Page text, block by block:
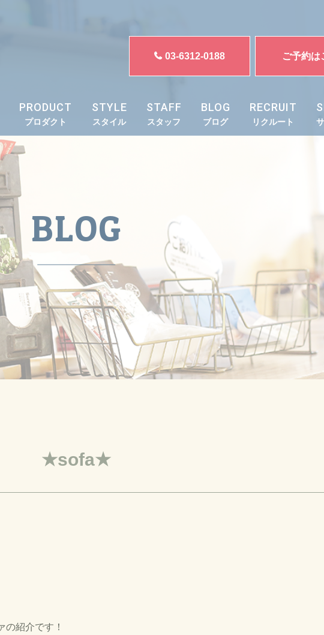
03-6312-0188 ご予約は
PRODUCT
プロダクト
STYLE
スタイル
STAFF
スタッフ
BLOG
ブログ
RECRUIT
リクルート
BLOG
★sofa★
紹介です！